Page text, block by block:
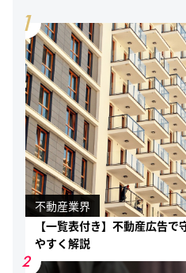
1
不動産業界
【一覧表付き】不動産広告
やすく解説
2